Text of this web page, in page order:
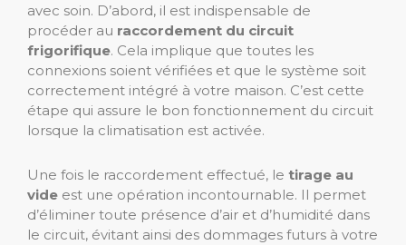
avec soin. D’abord, il est indispensable de
procéder au raccordement du circuit
frigorifique. Cela implique que toutes les
connexions soient vérifiées et que le système soit
correctement intégré à votre maison. C’est cette
étape qui assure le bon fonctionnement du circuit
lorsque la climatisation est activée.
Une fois le raccordement effectué, le tirage au
vide est une opération incontournable. Il permet
d’éliminer toute présence d’air et d’humidité dans
le circuit, évitant ainsi des dommages futurs à votre